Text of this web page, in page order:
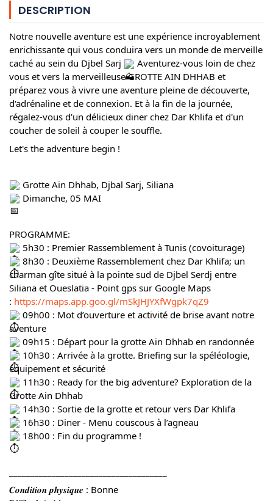
DESCRIPTION
Notre nouvelle aventure est une expérience incroyablement
enrichissante qui vous conduira vers un monde de merveille
caché au sein du Djbel Sarj
Aventurez-vous loin de chez
vous et vers la merveilleuse GROTTE AIN DHHAB et
préparez vous à vivre une aventure pleine de découverte,
d'adrénaline et de connexion. Et à la fin de la journée,
régalez-vous d'un délicieux diner chez Dar Khlifa et d'un
coucher de soleil à couper le souffle.
Let's the adventure begin !
Grotte Ain Dhhab, Djbal Sarj, Siliana
Dimanche, 05 MAI
PROGRAMME:
5h30 : Premier Rassemblement à Tunis (covoiturage)
8h30 : Deuxième Rassemblement chez Dar Khlifa; un
charman gîte situé à la pointe sud de Djbel Serdj entre
Siliana et Oueslatia - Point gps sur Google Maps
: https://maps.app.goo.gl/mSkJHJYXfWgpk7qZ9
09h00 : Mot d’ouverture et activité de brise avant notre
aventure
09h15 : Départ pour la grotte Ain Dhhab en randonnée
10h30 : Arrivée à la grotte. Briefing sur la spéléologie,
équipement et sécurité
11h30 : Ready for the big adventure? Exploration de la
Grotte Ain Dhhab
14h30 : Sortie de la grotte et retour vers Dar Khlifa
16h30 : Diner - Menu couscous à l’agneau
18h00 : Fin du programme !
𝑪𝒐𝒏𝒅𝒊𝒕𝒊𝒐𝒏 𝒑𝒉𝒚𝒔𝒊𝒒𝒖𝒆 : Bonne